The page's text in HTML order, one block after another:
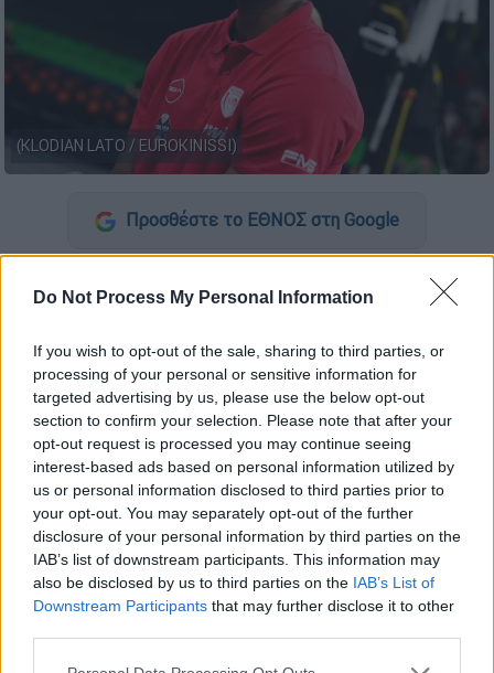
Do Not Process My Personal Information
If you wish to opt-out of the sale, sharing to third parties, or
processing of your personal or sensitive information for
targeted advertising by us, please use the below opt-out
section to confirm your selection. Please note that after your
opt-out request is processed you may continue seeing
interest-based ads based on personal information utilized by
us or personal information disclosed to third parties prior to
your opt-out. You may separately opt-out of the further
disclosure of your personal information by third parties on the
IAB’s list of downstream participants. This information may
also be disclosed by us to third parties on the IAB’s List of
Downstream Participants that may further disclose it to other
Please note that this website/app uses one or more Google
(KLODIAN LATO / EUROKINISSI)
Προσθέστε το ΕΘΝΟΣ στη Google
Κίναν
Έβανςανακοίνωσε οΟλυμπιακός, με τον
μεγάλο άτυχο των δύο τελευταίων σεζόν να
αποτελεί πια παρελθόν από τον Πειραιά.
ΔΙΑΒΑΣΤΕ ΕΠΙΣΗΣ
Αθλητισμός |08.07.2026 16:44
Ανακοινώθηκε η μεταγραφή του
Γιαμπουσέλε στον Παναθηναϊκό!
Αθλητισμός|09.07.2026 15:49
Ανακλήθηκε το πιστοποιητικό του
Προμηθέα, πρόστιμο και έρευνα για